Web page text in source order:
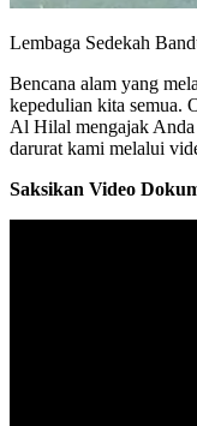
Lembaga Sedekah
Bencana alam yang
kepedulian kita semua.
Al Hilal mengajak Anda
darurat kami melalui
Saksikan Video